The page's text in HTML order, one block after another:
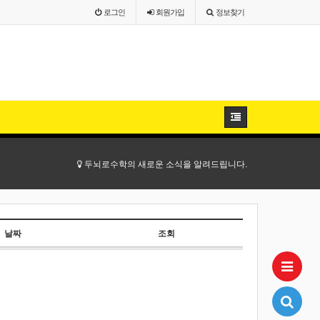
로그인 회원가입 정보찾기
두뇌로수학의 새로운 소식을 알려드립니다.
날짜 조회